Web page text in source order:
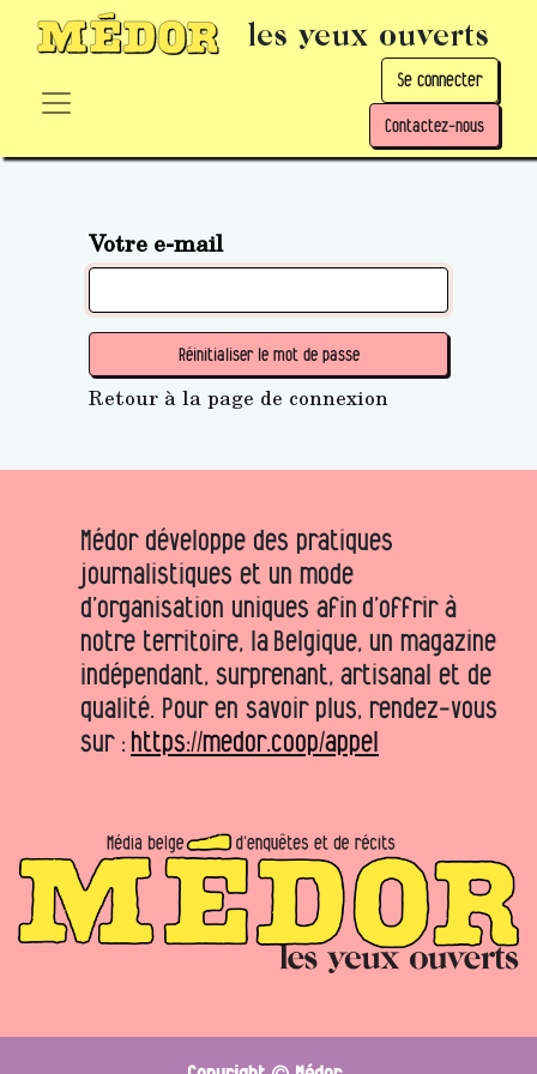
les yeux ouverts
Se connecter
Contactez-nous
Votre e-mail
Réinitialiser le mot de passe
Retour à la page de connexion
Médor développe des pratiques
journalistiques et un mode
d’organisation uniques afin d’offrir à
notre territoire, la Belgique, un magazine
indépendant, surprenant, artisanal et de
qualité. Pour en savoir plus, rendez-vous
sur : https://medor.coop/appel